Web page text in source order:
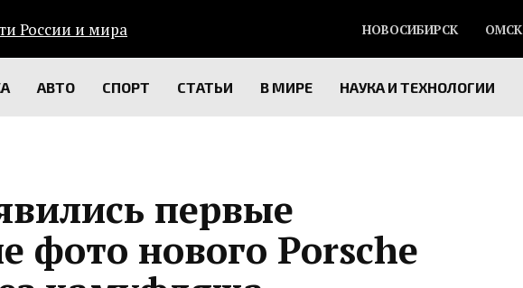
НОВОСИБИРСК ОМСК
АВТО СПОРТ СТАТЬИ В МИРЕ НАУКА И ТЕХНОЛОГИИ
первые
фото нового Porsche